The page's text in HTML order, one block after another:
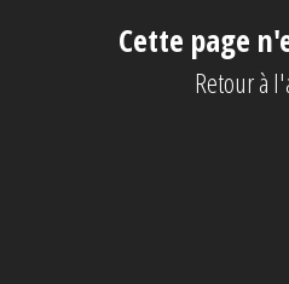
Cette page
Retour à